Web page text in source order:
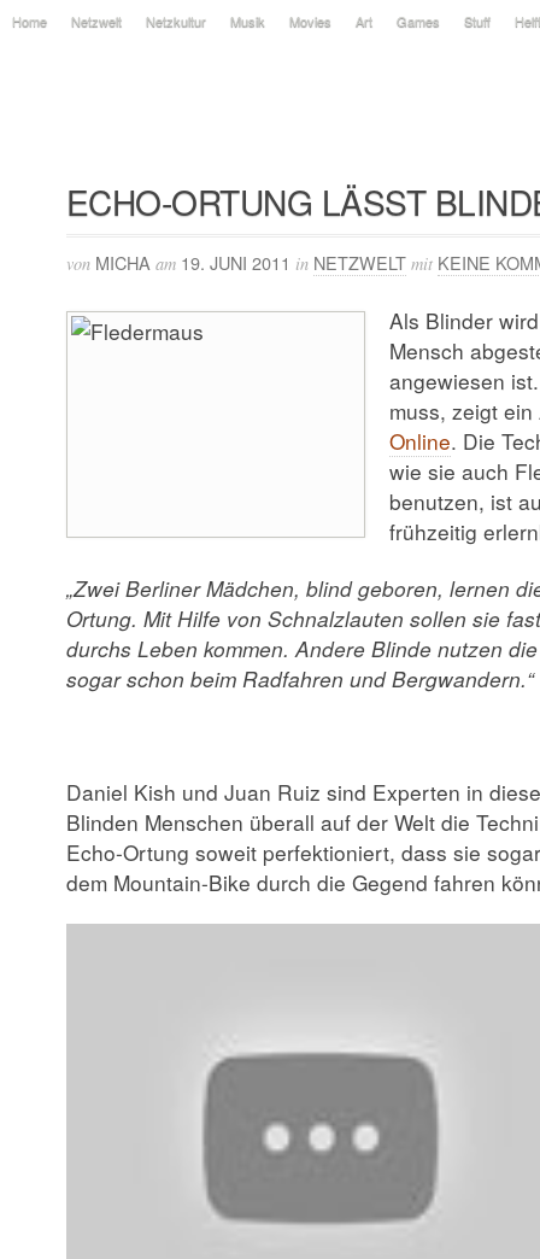
Home Netzwelt Netzkultur Musik Movies Art Games Stuff
ECHO-ORTUNG LÄSST
von MICHA am 19. JUNI 2011 in NETZWELT mit KEINE
Als Blinder
Mensch
angewiesen
muss, zeigt
Online. Die
wie sie auch
benutzen, ist
frühzeitig
„Zwei Berliner Mädchen, blind geboren, lernen
Ortung. Mit Hilfe von Schnalzlauten sollen sie
durchs Leben kommen. Andere Blinde nutzen
sogar schon beim Radfahren und Bergwandern.“
Daniel Kish und Juan Ruiz sind Experten in
Blinden Menschen überall auf der Welt die
Echo-Ortung soweit perfektioniert, dass sie
dem Mountain-Bike durch die Gegend fahren